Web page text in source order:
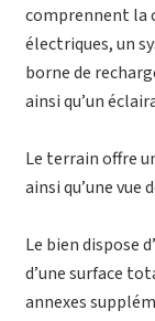
comprennent la
électriques, un
borne de
ainsi qu’un
Le terrain offre
ainsi qu’une vue
Le bien dispose
d’une surface
annexes